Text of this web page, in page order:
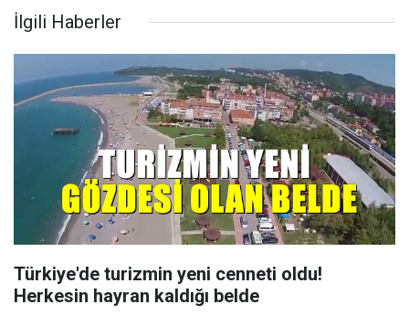
İlgili Haberler
Türkiye'de turizmin yeni cenneti oldu!
Herkesin hayran kaldığı belde